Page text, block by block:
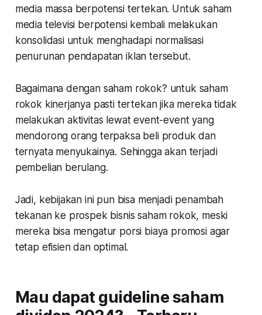
media massa berpotensi tertekan. Untuk saham
media televisi berpotensi kembali melakukan
konsolidasi untuk menghadapi normalisasi
penurunan pendapatan iklan tersebut.
Bagaimana dengan saham rokok? untuk saham
rokok kinerjanya pasti tertekan jika mereka tidak
melakukan aktivitas lewat event-event yang
mendorong orang terpaksa beli produk dan
ternyata menyukainya. Sehingga akan terjadi
pembelian berulang.
Jadi, kebijakan ini pun bisa menjadi penambah
tekanan ke prospek bisnis saham rokok, meski
mereka bisa mengatur porsi biaya promosi agar
tetap efisien dan optimal.
Mau dapat guideline saham